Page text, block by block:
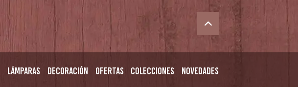
Lámparas Decoración Ofertas Colecciones Novedades